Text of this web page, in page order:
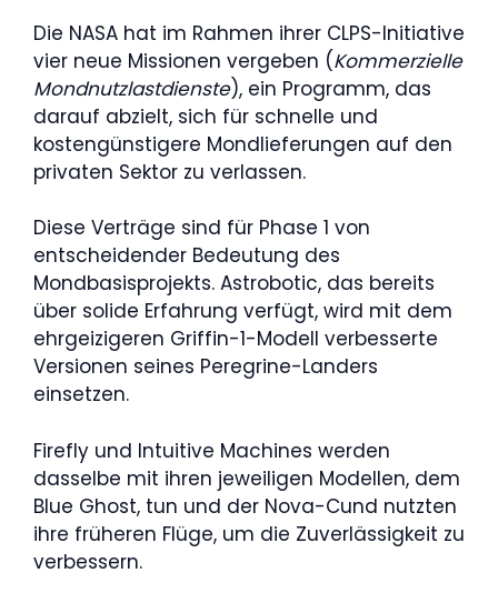
Die NASA hat im Rahmen ihrer CLPS-Initiative
vier neue Missionen vergeben (Kommerzielle
Mondnutzlastdienste), ein Programm, das
darauf abzielt, sich für schnelle und
kostengünstigere Mondlieferungen auf den
privaten Sektor zu verlassen.
Diese Verträge sind für Phase 1 von
entscheidender Bedeutung des
Mondbasisprojekts. Astrobotic, das bereits
über solide Erfahrung verfügt, wird mit dem
ehrgeizigeren Griffin-1-Modell verbesserte
Versionen seines Peregrine-Landers
einsetzen.
Firefly und Intuitive Machines werden
dasselbe mit ihren jeweiligen Modellen, dem
Blue Ghost, tun und der Nova-Cund nutzten
ihre früheren Flüge, um die Zuverlässigkeit zu
verbessern.